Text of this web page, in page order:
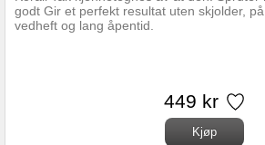
godt Gir et perfekt resultat uten skjolder,
vedheft og lang åpentid.
449 kr